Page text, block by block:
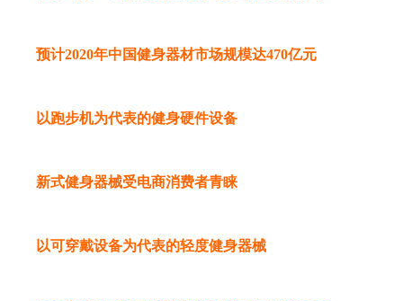
预计2020年中国健身器材市场规模达470亿元
以跑步机为代表的健身硬件设备
新式健身器械受电商消费者青睐
以可穿戴设备为代表的轻度健身器械